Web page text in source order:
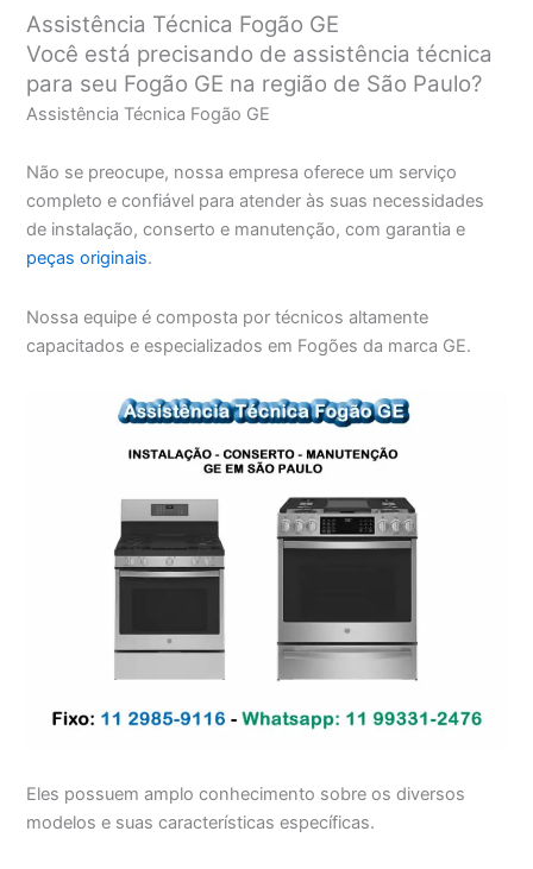
Assistência Técnica Fogão GE
Você está precisando de assistência técnica
para seu Fogão GE na região de São Paulo?
Assistência Técnica Fogão GE
Não se preocupe, nossa empresa oferece um serviço
completo e confiável para atender às suas necessidades
de instalação, conserto e manutenção, com garantia e
peças originais.
Nossa equipe é composta por técnicos altamente
capacitados e especializados em Fogões da marca GE.
Eles possuem amplo conhecimento sobre os diversos
modelos e suas características específicas.